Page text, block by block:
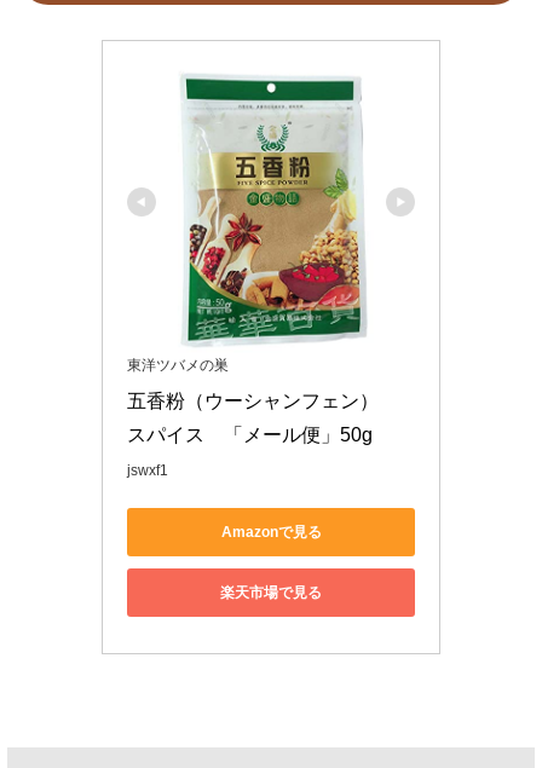
東洋ツバメの巣
五香粉（ウーシャンフェン）
スパイス　「メール便」50g
jswxf1
Amazonで見る
楽天市場で見る